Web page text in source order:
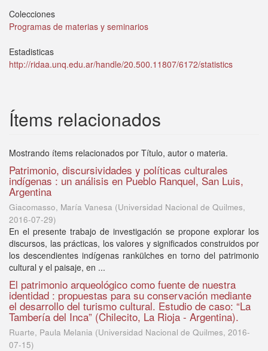
Colecciones
Programas de materias y seminarios
Estadisticas
http://ridaa.unq.edu.ar/handle/20.500.11807/6172/statistics
Ítems relacionados
Mostrando ítems relacionados por Título, autor o materia.
Patrimonio, discursividades y políticas culturales
indígenas : un análisis en Pueblo Ranquel, San Luis,
Argentina
Giacomasso, María Vanesa (Universidad Nacional de Quilmes,
2016-07-29)
En el presente trabajo de investigación se propone explorar los
discursos, las prácticas, los valores y significados construidos por
los descendientes indígenas rankülches en torno del patrimonio
cultural y el paisaje, en ...
El patrimonio arqueológico como fuente de nuestra
identidad : propuestas para su conservación mediante
el desarrollo del turismo cultural. Estudio de caso: “La
Tambería del Inca” (Chilecito, La Rioja - Argentina).
Ruarte, Paula Melania (Universidad Nacional de Quilmes, 2016-
07-15)